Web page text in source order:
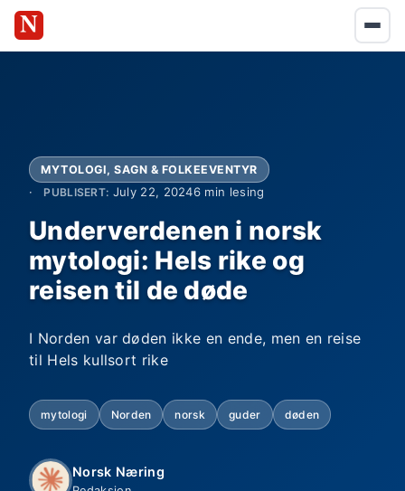
MYTOLOGI, SAGN & FOLKEEVENTYR
PUBLISERT: July 22, 20246 min lesing
Underverdenen i norsk
mytologi: Hels rike og
reisen til de døde
I Norden var døden ikke en ende, men en reise
til Hels kullsort rike
mytologi Norden norsk guder døden
Norsk Næring